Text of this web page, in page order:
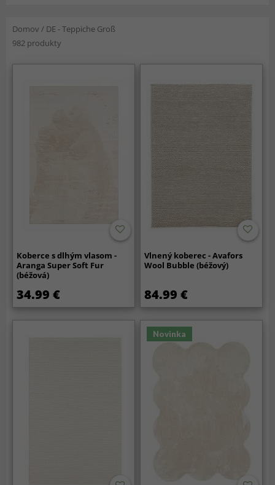
Domov / DE - Teppiche Groß
982 produkty
Koberce s dlhým vlasom -
Aranga Super Soft Fur
(béžová)
34.99 €
Vlnený koberec - Avafors
Wool Bubble (béžový)
84.99 €
Novinka